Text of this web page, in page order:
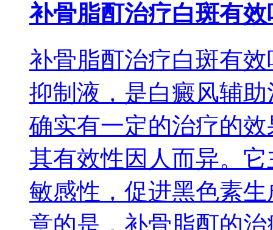
补骨脂酊治疗白斑有效
补骨脂酊治疗白斑有
抑制液，是白癜风辅
确实有一定的治疗的
其有效性因人而异。
敏感性，促进黑色素
意的是，补骨脂酊的